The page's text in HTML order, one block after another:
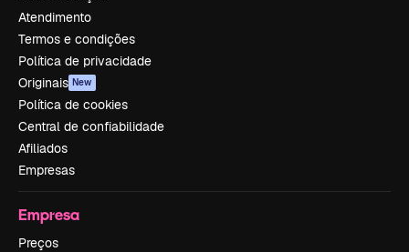
Atendimento
Termos e condições
Política de privacidade
Originais New
Política de cookies
Central de confiabilidade
Afiliados
Empresas
Empresa
Preços